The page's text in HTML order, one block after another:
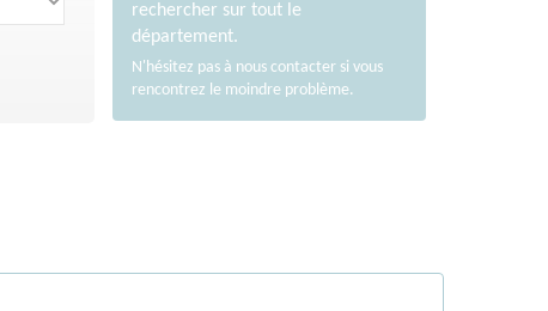
rechercher sur tout le
département.
N'hésitez pas à nous contactersi vous
rencontrez le moindre problème.